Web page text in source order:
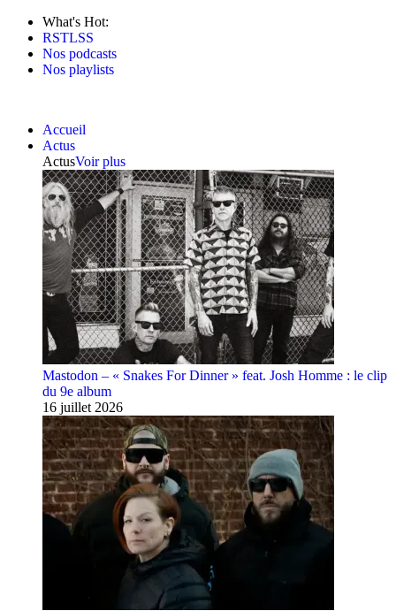
What's Hot:
RSTLSS
Nos podcasts
Nos playlists
Accueil
Actus
ActusVoir plus
Mastodon – « Snakes For Dinner » feat. Josh Homme : le clip
du 9e album
16 juillet 2026